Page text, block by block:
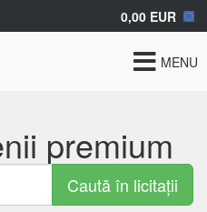
0,00 EUR
Toggle
MENU
premium
Caută în licitații